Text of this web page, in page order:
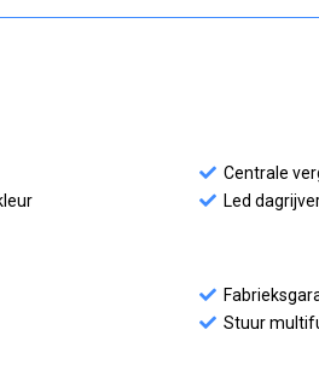
Centrale
Led
Stuur